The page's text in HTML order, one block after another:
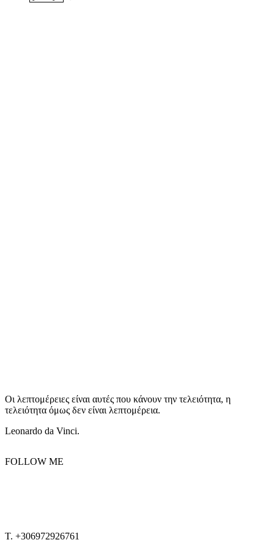
Οι λεπτομέρειες είναι αυτές που κάνουν την τελειότητα, η
τελειότητα όμως δεν είναι λεπτομέρεια.
Leonardo da Vinci.
FOLLOW ME
T. +306972926761